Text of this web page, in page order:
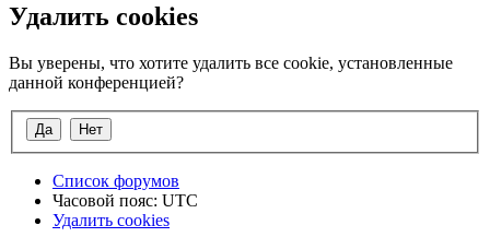
Удалить cookies
Вы уверены, что хотите удалить все cookie, установленные
данной конференцией?
Список форумов
Часовой пояс: UTC
Удалить cookies